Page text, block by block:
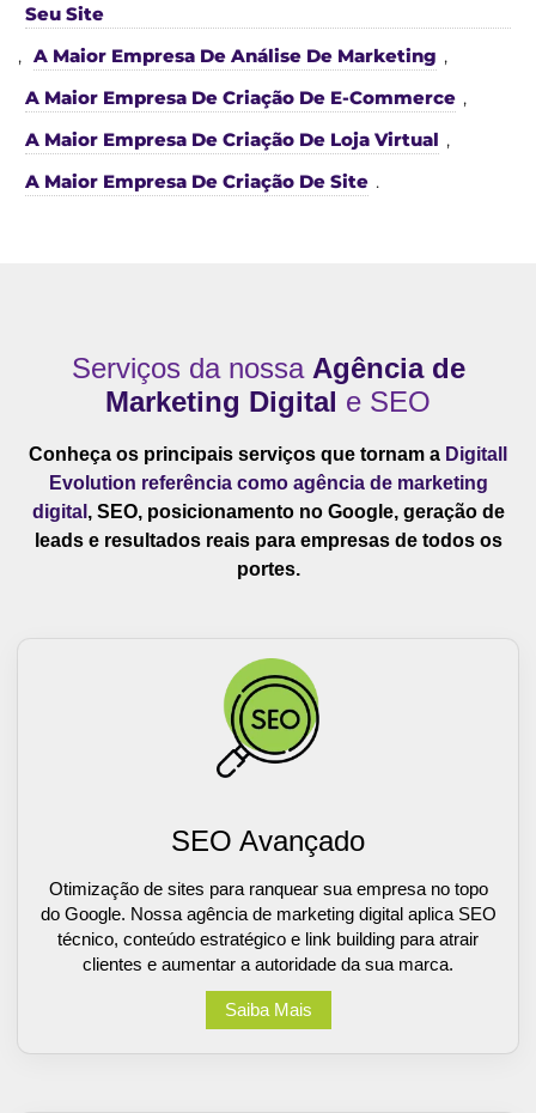
Seu Site
, A Maior Empresa De Análise De Marketing ,
A Maior Empresa De Criação De E-Commerce ,
A Maior Empresa De Criação De Loja Virtual ,
A Maior Empresa De Criação De Site .
Serviços da nossa Agência de
Marketing Digital e SEO
Conheça os principais serviços que tornam a Digitall
Evolution referência como agência de marketing
digital , SEO, posicionamento no Google, geração de
leads e resultados reais para empresas de todos os
portes.
SEO Avançado
Otimização de sites para ranquear sua empresa no topo
do Google. Nossa agência de marketing digital aplica SEO
técnico, conteúdo estratégico e link building para atrair
clientes e aumentar a autoridade da sua marca.
Saiba Mais